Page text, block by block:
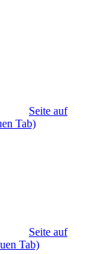
Seite auf
Tab)
Seite auf
Tab)